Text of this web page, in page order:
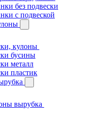
без подвески
с подвеской
кулоны
бусины
металл
пластик
вырубка